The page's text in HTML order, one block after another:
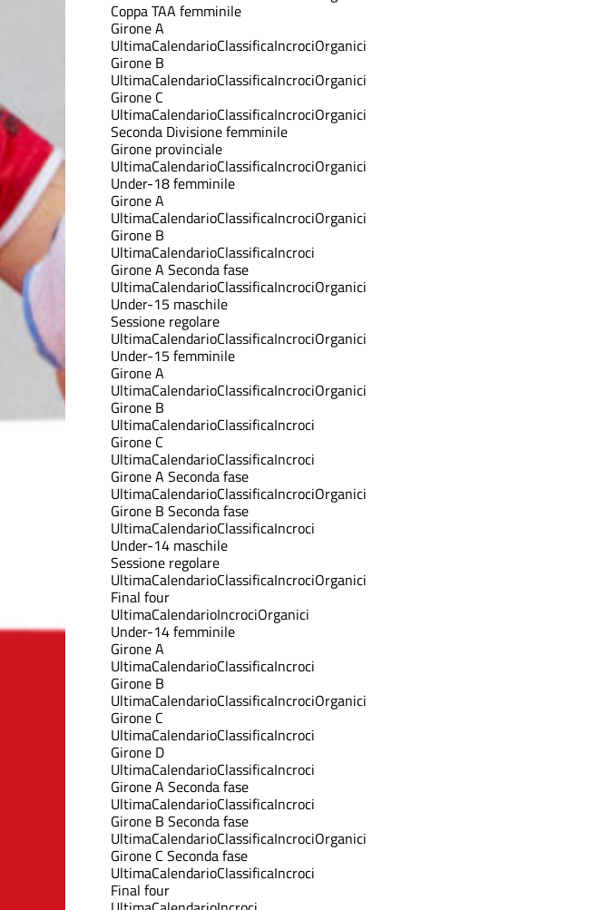
Coppa TAA femminile
Girone A
UltimaCalendarioClassificaIncrociOrganici
Girone B
UltimaCalendarioClassificaIncrociOrganici
Girone C
UltimaCalendarioClassificaIncrociOrganici
Seconda Divisione femminile
Girone provinciale
UltimaCalendarioClassificaIncrociOrganici
Under-18 femminile
Girone A
UltimaCalendarioClassificaIncrociOrganici
Girone B
UltimaCalendarioClassificaIncroci
Girone A Seconda fase
UltimaCalendarioClassificaIncrociOrganici
Under-15 maschile
Sessione regolare
UltimaCalendarioClassificaIncrociOrganici
Under-15 femminile
Girone A
UltimaCalendarioClassificaIncrociOrganici
Girone B
UltimaCalendarioClassificaIncroci
Girone C
UltimaCalendarioClassificaIncroci
Girone A Seconda fase
UltimaCalendarioClassificaIncrociOrganici
Girone B Seconda fase
UltimaCalendarioClassificaIncroci
Under-14 maschile
Sessione regolare
UltimaCalendarioClassificaIncrociOrganici
Final four
UltimaCalendarioIncrociOrganici
Under-14 femminile
Girone A
UltimaCalendarioClassificaIncroci
Girone B
UltimaCalendarioClassificaIncrociOrganici
Girone C
UltimaCalendarioClassificaIncroci
Girone D
UltimaCalendarioClassificaIncroci
Girone A Seconda fase
UltimaCalendarioClassificaIncroci
Girone B Seconda fase
UltimaCalendarioClassificaIncrociOrganici
Girone C Seconda fase
UltimaCalendarioClassificaIncroci
Final four